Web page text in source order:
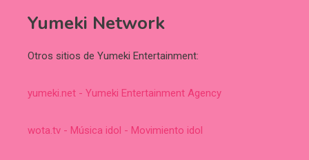
Yumeki Network
Otros sitios de Yumeki Entertainment:
yumeki.net - Yumeki Entertainment Agency
wota.tv - Música idol - Movimiento idol